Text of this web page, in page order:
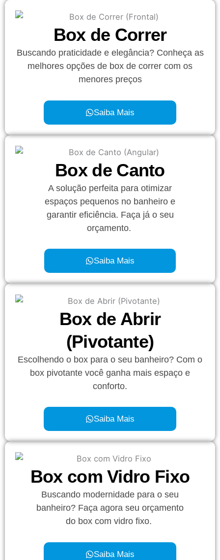
Box de Correr
Buscando praticidade e elegância? Conheça as
melhores opções de box de correr com os
menores preços
Saiba Mais
Box de Canto
A solução perfeita para otimizar
espaços pequenos no banheiro e
garantir eficiência. Faça já o seu
orçamento.
Saiba Mais
Box de Abrir
(Pivotante)
Escolhendo o box para o seu banheiro? Com o
box pivotante você ganha mais espaço e
conforto.
Saiba Mais
Box com Vidro Fixo
Buscando modernidade para o seu
banheiro? Faça agora seu orçamento
do box com vidro fixo.
Saiba Mais